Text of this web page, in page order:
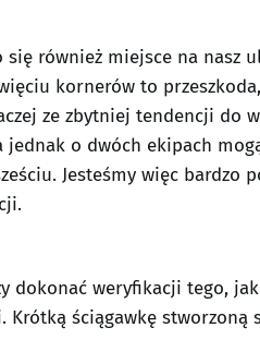
również miejsce na nasz
kornerów to
ze zbytniej tendencji do
o dwóch ekipach
Jesteśmy więc bardzo
dokonać weryfikacji tego, jak
ściągawkę stworzoną